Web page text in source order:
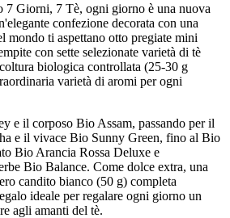
7 Giorni, 7 Tè, ogni giorno è una nuova
confezione decorata con una
mondo ti aspettano otto pregiate mini
con sette selezionate varietà di tè
biologica controllata (25-30 g
varietà di aromi per ogni
e il corposo Bio Assam, passando per il
e il vivace Bio Sunny Green, fino al Bio
Bio Arancia Rossa Deluxe e
Bio Balance. Come dolce extra, una
candito bianco (50 g) completa
ideale per regalare ogni giorno un
agli amanti del tè.